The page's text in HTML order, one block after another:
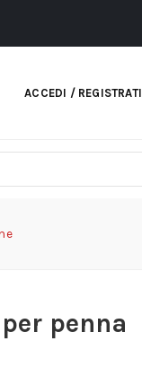
ACCEDI / REGISTRATI
penna